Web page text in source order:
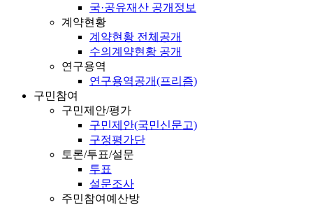
국·공유재산 공개정보
계약현황
계약현황 전체공개
수의계약현황 공개
연구용역
연구용역공개(프리즘)
구민참여
구민제안/평가
구민제안(국민신문고)
구정평가단
토론/투표/설문
투표
설문조사
주민참여예산방